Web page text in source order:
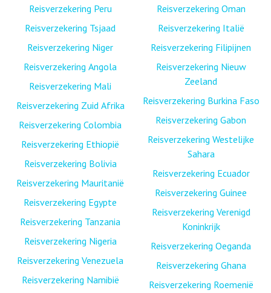
Reisverzekering Peru
Reisverzekering Tsjaad
Reisverzekering Niger
Reisverzekering Angola
Reisverzekering Mali
Reisverzekering Zuid Afrika
Reisverzekering Colombia
Reisverzekering Ethiopië
Reisverzekering Bolivia
Reisverzekering Mauritanië
Reisverzekering Egypte
Reisverzekering Tanzania
Reisverzekering Nigeria
Reisverzekering Venezuela
Reisverzekering Namibië
Reisverzekering Oman
Reisverzekering Italië
Reisverzekering Filipijnen
Reisverzekering Nieuw
Zeeland
Reisverzekering Burkina Faso
Reisverzekering Gabon
Reisverzekering Westelijke
Sahara
Reisverzekering Ecuador
Reisverzekering Guinee
Reisverzekering Verenigd
Koninkrijk
Reisverzekering Oeganda
Reisverzekering Ghana
Reisverzekering Roemenië